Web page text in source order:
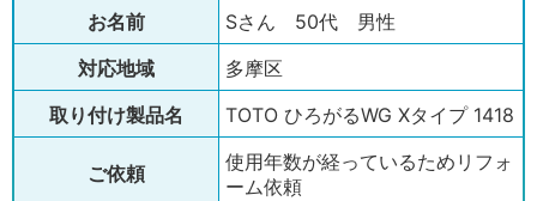
お名前
Sさん 50代 男性
対応地域
多摩区
取り付け製品名
TOTO ひろがるWG Xタイプ 1418
ご依頼
使用年数が経っているためリフォ
ーム依頼